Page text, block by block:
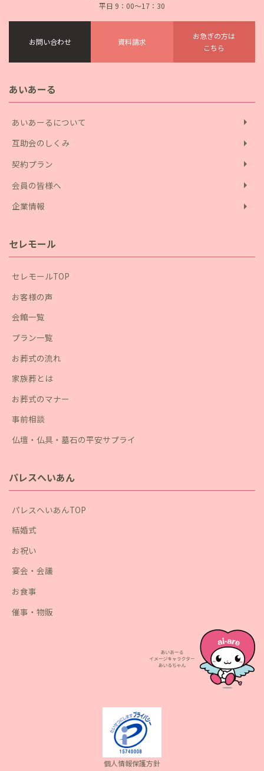
平日 9：00〜17：30
お問い合わせ 資料請求
お急ぎの方は
こちら
あいあーる
あいあーるについて arrow_right
互助会のしくみ arrow_right
契約プラン arrow_right
会員の皆様へ arrow_right
企業情報 arrow_right
セレモール
セレモールTOP
お客様の声
会館一覧
プラン一覧
お葬式の流れ
家族葬とは
お葬式のマナー
事前相談
仏壇・仏具・墓石の平安サプライ
パレスへいあん
パレスへいあんTOP
結婚式
お祝い
宴会・会議
お食事
催事・物販
個人情報保護方針